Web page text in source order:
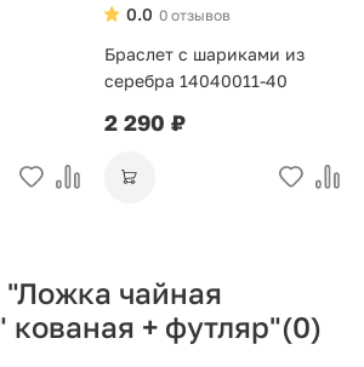
0 отзывов
0.0
Браслет с шариками из
серебра 14040011-40
2 290 ₽
чайная
кованая + футляр"(0)